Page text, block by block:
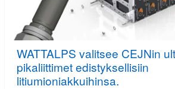
WATTALPS valitsee CEJNin
pikaliittimet edistyksellisiin
litiumioniakkuihinsa.